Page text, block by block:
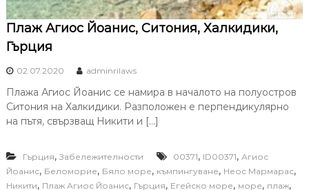
Плаж Агиос Йоанис, Ситония, Халкидики,
Гърция
02.07.2020 adminrilaws
Плажа Агиос Йоанис се намира в началото на полуостров
Ситония на Халкидики. Разположен е перпендикулярно
на пътя, свързващ Никити и […]
Гърция, Забележителности 00371, ID00371, Агиос
Йоанис, Беломорие, Бяло море, къмпингуване, Неос Мармарас,
Никити, Плаж Агиос Йоанис, Гърция, Егейско море, море, плаж,